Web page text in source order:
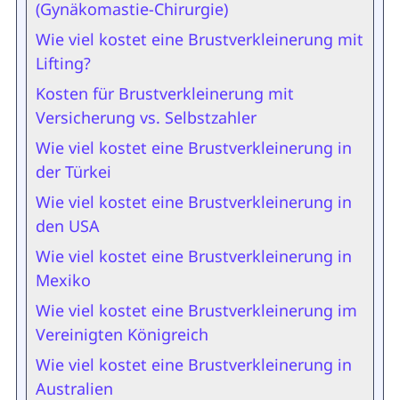
(Gynäkomastie-Chirurgie)
Wie viel kostet eine Brustverkleinerung mit
Lifting?
Kosten für Brustverkleinerung mit
Versicherung vs. Selbstzahler
Wie viel kostet eine Brustverkleinerung in
der Türkei
Wie viel kostet eine Brustverkleinerung in
den USA
Wie viel kostet eine Brustverkleinerung in
Mexiko
Wie viel kostet eine Brustverkleinerung im
Vereinigten Königreich
Wie viel kostet eine Brustverkleinerung in
Australien